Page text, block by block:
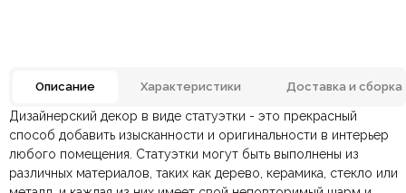
Описание Характеристики Доставка и сборка
Дизайнерский декор в виде статуэтки - это прекрасный
способ добавить изысканности и оригинальности в интерьер
любого помещения. Статуэтки могут быть выполнены из
различных материалов, таких как дерево, керамика, стекло или
Материал Смола
Цвет Белый, Черный
По всей России: отправляем через транспортную
Оплата в салоне-магазине— наличными или картой
Отзывов ещё нет. Напишите первым.